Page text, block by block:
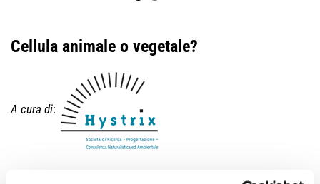
Cellula animale o vegetale?
A cura di: